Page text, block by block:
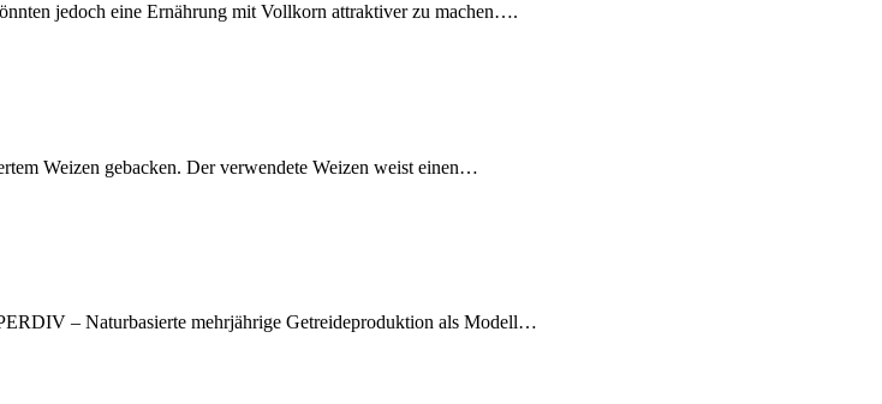
jedoch eine Ernährung mit Vollkorn attraktiver zu machen….
Weizen gebacken. Der verwendete Weizen weist einen…
– Naturbasierte mehrjährige Getreideproduktion als Modell…